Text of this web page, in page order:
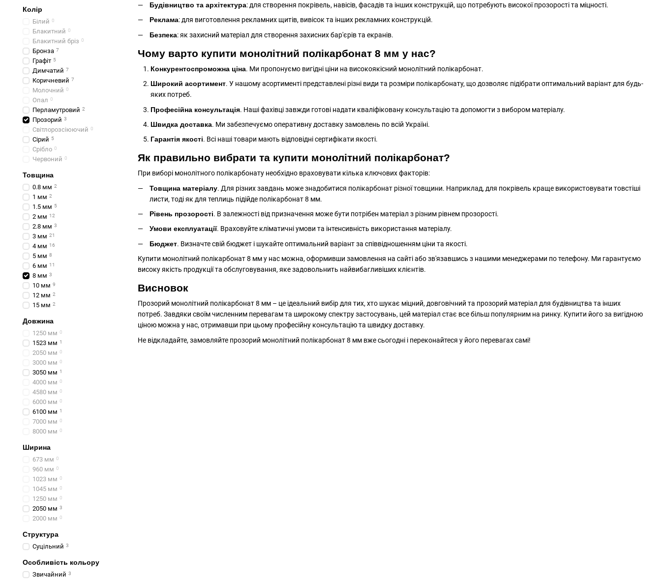
Будівництво та архітектура: для створення покрівель, навісів, фасадів та інших конструкцій, що потребують високої прозорості та міцності.
Реклама: для виготовлення рекламних щитів, вивісок та інших рекламних конструкцій.
Безпека: як захисний матеріал для створення захисних бар'єрів та екранів.
Чому варто купити монолітний полікарбонат 8 мм у нас?
Конкурентоспроможна ціна. Ми пропонуємо вигідні ціни на високоякісний монолітний полікарбонат.
Широкий асортимент. У нашому асортименті представлені різні види та розміри полікарбонату, що дозволяє підібрати оптимальний варіант для будь-
яких потреб.
Професійна консультація. Наші фахівці завжди готові надати кваліфіковану консультацію та допомогти з вибором матеріалу.
Швидка доставка. Ми забезпечуємо оперативну доставку замовлень по всій Україні.
Гарантія якості. Всі наші товари мають відповідні сертифікати якості.
Як правильно вибрати та купити монолітний полікарбонат?
При виборі монолітного полікарбонату необхідно враховувати кілька ключових факторів:
Товщина матеріалу. Для різних завдань може знадобитися полікарбонат різної товщини. Наприклад, для покрівель краще використовувати товстіші
листи, тоді як для теплиць підійде полікарбонат 8 мм.
Рівень прозорості. В залежності від призначення може бути потрібен матеріал з різним рівнем прозорості.
Умови експлуатації. Враховуйте кліматичні умови та інтенсивність використання матеріалу.
Бюджет. Визначте свій бюджет і шукайте оптимальний варіант за співвідношенням ціни та якості.
Купити монолітний полікарбонат 8 мм у нас можна, оформивши замовлення на сайті або зв'язавшись з нашими менеджерами по телефону. Ми гарантуємо
високу якість продукції та обслуговування, яке задовольнить найвибагливіших клієнтів.
Висновок
Прозорий монолітний полікарбонат 8 мм – це ідеальний вибір для тих, хто шукає міцний, довговічний та прозорий матеріал для будівництва та інших
потреб. Завдяки своїм численним перевагам та широкому спектру застосувань, цей матеріал стає все більш популярним на ринку. Купити його за вигідною
ціною можна у нас, отримавши при цьому професійну консультацію та швидку доставку.
Не відкладайте, замовляйте прозорий монолітний полікарбонат 8 мм вже сьогодні і переконайтеся у його перевагах самі!
Колір
Білий 0
Блакитний 0
Блакитний бріз 0
Бронза 7
Графіт 5
Димчатий 7
Коричневий 7
Молочний 0
Опал 0
Перламутровий 2
Прозорий 3
Світлорозсіюючий 0
Сірий 5
Срібло 0
Червоний 0
Товщина
0.8 мм 2
1 мм 2
1.5 мм 5
2 мм 12
2.8 мм 3
3 мм 21
4 мм 16
5 мм 8
6 мм 11
8 мм 3
10 мм 9
12 мм 2
15 мм 2
Довжина
1250 мм 0
1523 мм 1
2050 мм 0
3000 мм 0
3050 мм 1
4000 мм 0
4580 мм 0
6000 мм 0
6100 мм 1
7000 мм 0
8000 мм 0
Ширина
673 мм 0
960 мм 0
1023 мм 0
1045 мм 0
1250 мм 0
2050 мм 3
2000 мм 0
Структура
Суцільний 3
Особливість кольору
Звичайний 3